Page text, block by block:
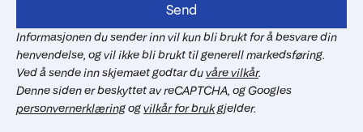
Informasjonen du sender inn vil kun bli brukt for å besvare din
henvendelse, og vil ikke bli brukt til generell markedsføring.
Ved å sende inn skjemaet godtar duvåre vilkår.
Denne siden er beskyttet av reCAPTCHA, og Googles
personvernerklæringogvilkår for brukgjelder.
Send